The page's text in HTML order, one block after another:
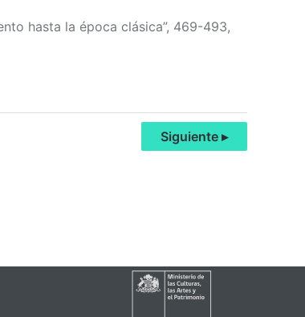
hasta la época clásica”, 469-493,
Siguiente ▸